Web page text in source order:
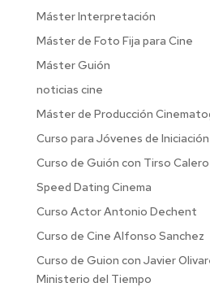
Máster Interpretación
Máster de Foto Fija para Cine
Máster Guión
noticias cine
Máster de Producción
Curso para Jóvenes de
Curso de Guión con Tirso Calero
Speed Dating Cinema
Curso Actor Antonio Dechent
Curso de Cine Alfonso Sanchez
Curso de Guion con Javier
Ministerio del Tiempo